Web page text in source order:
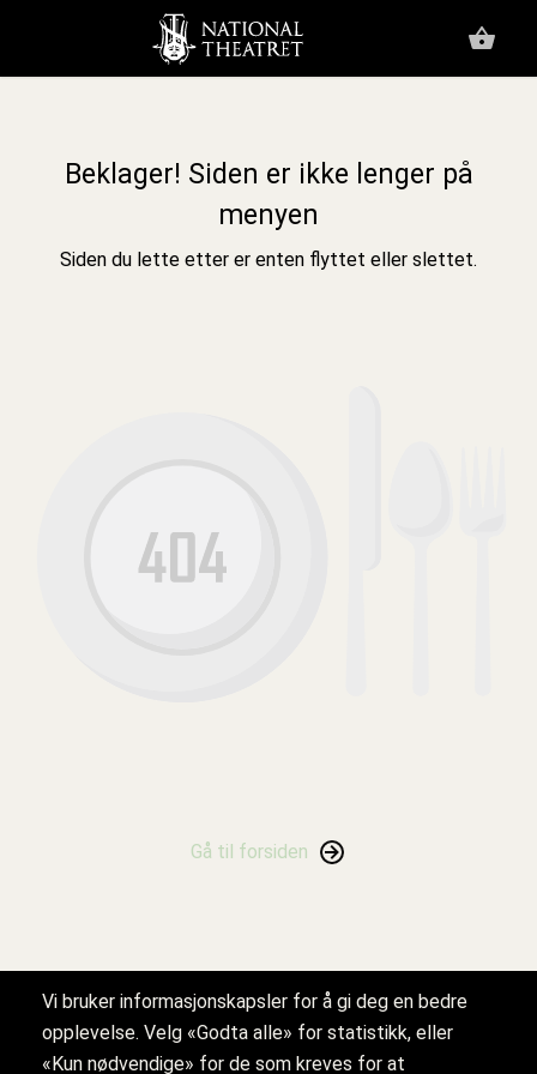
Beklager! Siden er ikke lenger på
menyen
Siden du lette etter er enten flyttet eller slettet.
Gå til forsiden
Vi bruker informasjonskapsler for å gi deg en bedre
opplevelse. Velg «Godta alle» for statistikk, eller
«Kun nødvendige» for de som kreves for at
Personvern